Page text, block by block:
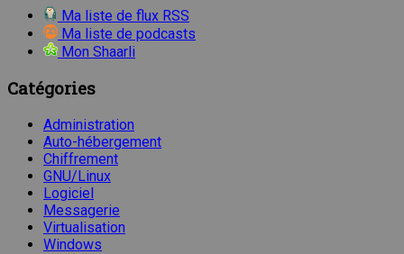
Ma liste de flux RSS
Ma liste de podcasts
Mon Shaarli
Catégories
Administration
Auto-hébergement
Chiffrement
GNU/Linux
Logiciel
Messagerie
Virtualisation
Windows